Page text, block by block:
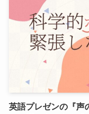
英語プレゼンの『声